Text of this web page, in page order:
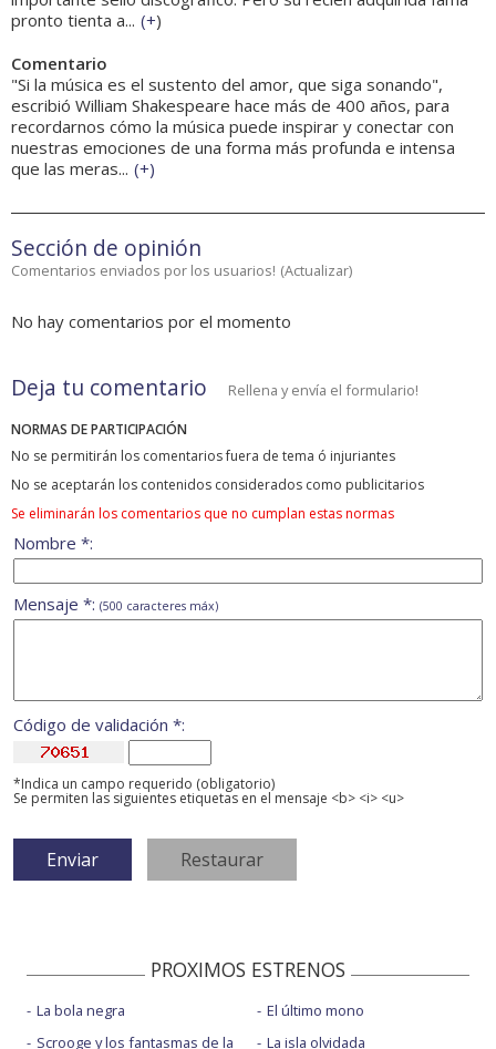
pronto tienta a... (+)
Comentario
"Si la música es el sustento del amor, que siga sonando",
escribió William Shakespeare hace más de 400 años, para
recordarnos cómo la música puede inspirar y conectar con
nuestras emociones de una forma más profunda e intensa
que las meras... (+)
Sección de opinión
Comentarios enviados por los usuarios! (Actualizar)
No hay comentarios por el momento
Deja tu comentario Rellena y envía el formulario!
NORMAS DE PARTICIPACIÓN
No se permitirán los comentarios fuera de tema ó injuriantes
No se aceptarán los contenidos considerados como publicitarios
Se eliminarán los comentarios que no cumplan estas normas
Nombre *:
Mensaje *: (500 caracteres máx)
Código de validación *:
*Indica un campo requerido (obligatorio)
Se permiten las siguientes etiquetas en el mensaje <b> <i> <u>
PROXIMOS ESTRENOS
La bola negra
Scrooge y los fantasmas de la
El último mono
La isla olvidada